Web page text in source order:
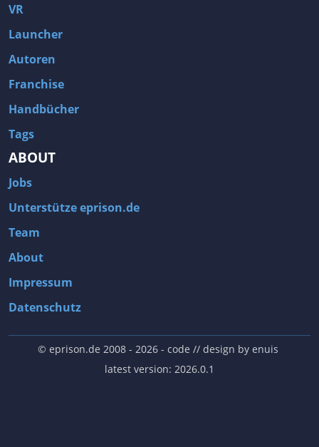
VR
Launcher
Autoren
Franchise
Handbücher
Tags
ABOUT
Jobs
Unterstütze eprison.de
Team
About
Impressum
Datenschutz
© eprison.de 2008 - 2026- code // design by enuis
latest version: 2026.0.1